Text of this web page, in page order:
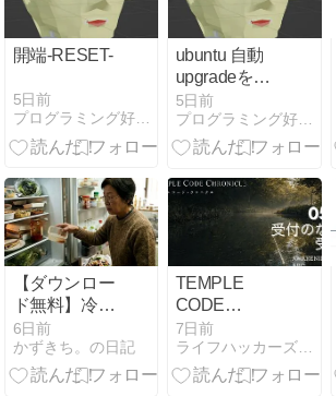
適になった
開端-RESET-
5日前
プログラミング好きなきょうゆうくんのブログ
ubuntu 自動
upgradeをや
める方法
5日前
プログラミング好きなきょうゆうくんのブログ
【ダウンロー
ド無料】冷蔵
庫の「困っ
た」を解決！
残り物でプロ
6日前
かずきち。の日記
TEMPLE
CODE
CHRONICLE
覚醒編 05｜受
付のない受付
7日前
ライフハッカーズのけんたろうブログ